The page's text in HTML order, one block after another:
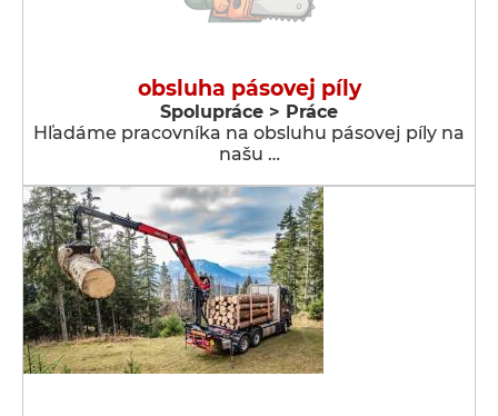
obsluha pásovej píly
Spolupráce > Práce
Hľadáme pracovníka na obsluhu pásovej píly na
našu …